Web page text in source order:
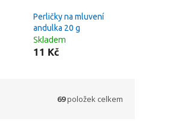
Perličky na mluvení
andulka 20 g
Skladem
11 Kč
69položek celkem